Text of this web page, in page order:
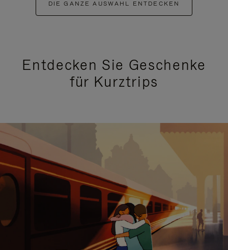
DIE GANZE AUSWAHL ENTDECKEN
Entdecken Sie Geschenke
für Kurztrips